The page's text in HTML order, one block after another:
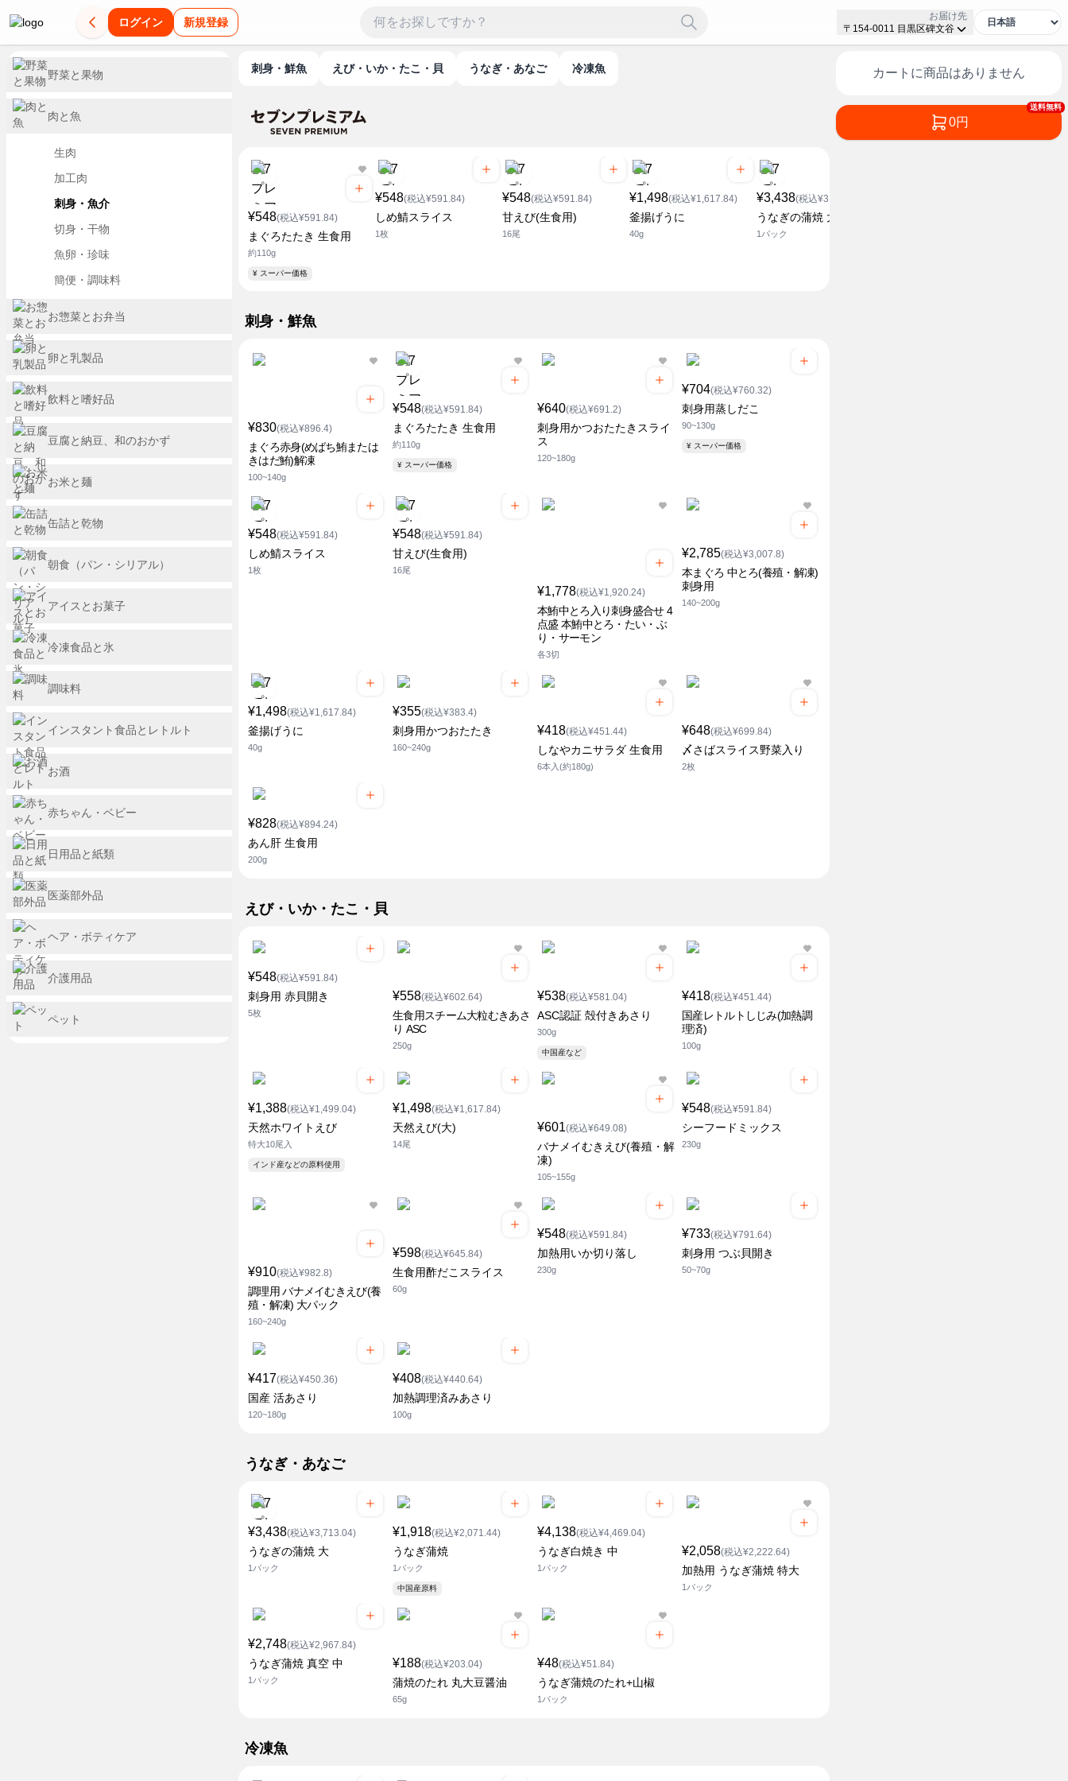
ログイン 新規登録
お届け先
〒154-0011 目黒区碑文谷
刺身・鮮魚 えび・いか・たこ・貝 うなぎ・あなご 冷凍魚
¥548(税込¥591.84)
まぐろたたき 生食用
約110g
¥ スーパー価格
¥548(税込¥591.84)
しめ鯖スライス
1枚
¥548(税込¥591.84)
甘えび(生食用)
16尾
¥1,498(税込¥1,617.84)
釜揚げうに
40g
¥3,438(税込¥3,713.04)
うなぎの蒲焼 大
1パック
刺身・鮮魚
¥830(税込¥896.4)
まぐろ赤身(めばち鮪または
きはだ鮪)解凍
100~140g
¥548(税込¥591.84)
まぐろたたき 生食用
約110g
¥ スーパー価格
¥640(税込¥691.2)
刺身用かつおたたきスライ
ス
120~180g
¥704(税込¥760.32)
刺身用蒸しだこ
90~130g
¥ スーパー価格
¥548(税込¥591.84)
しめ鯖スライス
1枚
¥548(税込¥591.84)
甘えび(生食用)
16尾
¥1,778(税込¥1,920.24)
本鮪中とろ入り刺身盛合せ 4
点盛 本鮪中とろ・たい・ぶ
り・サーモン
各3切
¥2,785(税込¥3,007.8)
本まぐろ 中とろ(養殖・解凍)
刺身用
140~200g
¥1,498(税込¥1,617.84)
釜揚げうに
40g
¥355(税込¥383.4)
刺身用かつおたたき
160~240g
¥418(税込¥451.44)
しなやカニサラダ 生食用
6本入(約180g)
¥648(税込¥699.84)
〆さばスライス野菜入り
2枚
¥828(税込¥894.24)
あん肝 生食用
200g
えび・いか・たこ・貝
¥548(税込¥591.84)
刺身用 赤貝開き
5枚
¥558(税込¥602.64)
生食用スチーム大粒むきあさ
り ASC
250g
¥538(税込¥581.04)
ASC認証 殻付きあさり
300g
中国産など
¥418(税込¥451.44)
国産レトルトしじみ(加熱調
理済)
100g
¥1,388(税込¥1,499.04)
天然ホワイトえび
特大10尾入
インド産などの原料使用
¥1,498(税込¥1,617.84)
天然えび(大)
14尾
¥601(税込¥649.08)
バナメイむきえび(養殖・解
凍)
105~155g
¥548(税込¥591.84)
シーフードミックス
230g
¥910(税込¥982.8)
調理用 バナメイむきえび(養
殖・解凍) 大パック
160~240g
¥598(税込¥645.84)
生食用酢だこスライス
60g
¥548(税込¥591.84)
加熱用いか切り落し
230g
¥733(税込¥791.64)
刺身用 つぶ貝開き
50~70g
¥417(税込¥450.36)
国産 活あさり
120~180g
¥408(税込¥440.64)
加熱調理済みあさり
100g
うなぎ・あなご
¥3,438(税込¥3,713.04)
うなぎの蒲焼 大
1パック
¥1,918(税込¥2,071.44)
うなぎ蒲焼
1パック
中国産原料
¥4,138(税込¥4,469.04)
うなぎ白焼き 中
1パック
¥2,058(税込¥2,222.64)
加熱用 うなぎ蒲焼 特大
1パック
¥2,748(税込¥2,967.84)
うなぎ蒲焼 真空 中
1パック
¥188(税込¥203.04)
蒲焼のたれ 丸大豆醤油
65g
¥48(税込¥51.84)
うなぎ蒲焼のたれ+山椒
1パック
冷凍魚
カートに商品はありません
送料無料
0円
野菜と果物
肉と魚
生肉
加工肉
刺身・魚介
切身・干物
魚卵・珍味
簡便・調味料
お惣菜とお弁当
卵と乳製品
飲料と嗜好品
豆腐と納豆、和のおかず
お米と麺
缶詰と乾物
朝食（パン・シリアル）
アイスとお菓子
冷凍食品と氷
調味料
インスタント食品とレトルト
お酒
赤ちゃん・ベビー
日用品と紙類
医薬部外品
ヘア・ボティケア
介護用品
ペット